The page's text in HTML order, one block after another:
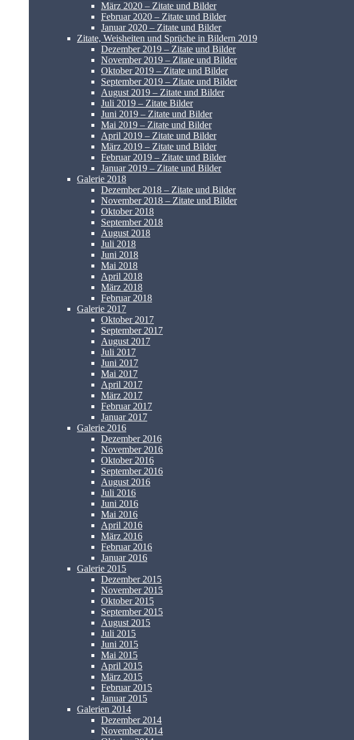
März 2020 – Zitate und Bilder
Februar 2020 – Zitate und Bilder
Januar 2020 – Zitate und Bilder
Zitate, Weisheiten und Sprüche in Bildern 2019
Dezember 2019 – Zitate und Bilder
November 2019 – Zitate und Bilder
Oktober 2019 – Zitate und Bilder
September 2019 – Zitate und Bilder
August 2019 – Zitate und Bilder
Juli 2019 – Zitate Bilder
Juni 2019 – Zitate und Bilder
Mai 2019 – Zitate und Bilder
April 2019 – Zitate und Bilder
März 2019 – Zitate und Bilder
Februar 2019 – Zitate und Bilder
Januar 2019 – Zitate und Bilder
Galerie 2018
Dezember 2018 – Zitate und Bilder
November 2018 – Zitate und Bilder
Oktober 2018
September 2018
August 2018
Juli 2018
Juni 2018
Mai 2018
April 2018
März 2018
Februar 2018
Galerie 2017
Oktober 2017
September 2017
August 2017
Juli 2017
Juni 2017
Mai 2017
April 2017
März 2017
Februar 2017
Januar 2017
Galerie 2016
Dezember 2016
November 2016
Oktober 2016
September 2016
August 2016
Juli 2016
Juni 2016
Mai 2016
April 2016
März 2016
Februar 2016
Januar 2016
Galerie 2015
Dezember 2015
November 2015
Oktober 2015
September 2015
August 2015
Juli 2015
Juni 2015
Mai 2015
April 2015
März 2015
Februar 2015
Januar 2015
Galerien 2014
Dezember 2014
November 2014